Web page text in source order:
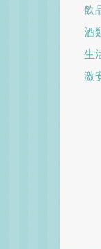
飲
酒
生
激